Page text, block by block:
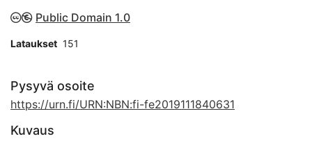
Public Domain 1.0
Lataukset 151
Pysyvä osoite
https://urn.fi/URN:NBN:fi-fe2019111840631
Kuvaus